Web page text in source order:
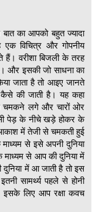
का आपको बहुत ज्यादा
विचित्र और गोपनीय
हैं। वरीशा बिजली के तरह
और इसकी जो साधना का
जाता है तो आइए जानते
की जाती है। यह कहा
चमकने लगे और चारों ओर
पेड़ के नीचे खड़े होकर के
में तेजी से चमकती हुई
से इसे अपनी दुनिया
से आप की दुनिया में
में आ जाती है तो इस
सामर्थ्य पहले से होनी
लिए आप रक्षा कवच